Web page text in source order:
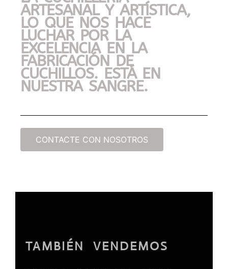
ARTESANAL Y ARTÍSTICA,
LO QUE NOS HACE
LUCHAR POR LA
EXCELENCIA EN LA
FABRICACIÓN DE
CUCHILLOS. ESTÁ EN
NUESTRA SANGRE.
CONTACTE CON NOSOTROS
TAMBIÉN VENDEMOS